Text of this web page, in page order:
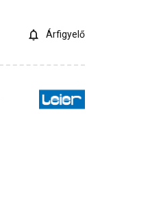
Árfigyelő